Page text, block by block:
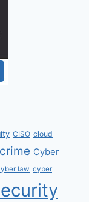
CISO cloud
Cyber
law cyber